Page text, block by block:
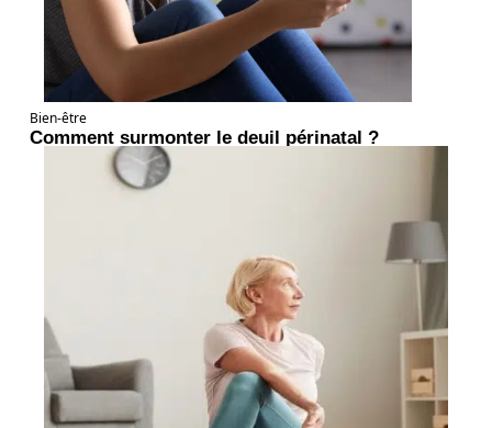
Bien-être
Comment surmonter le deuil périnatal ?